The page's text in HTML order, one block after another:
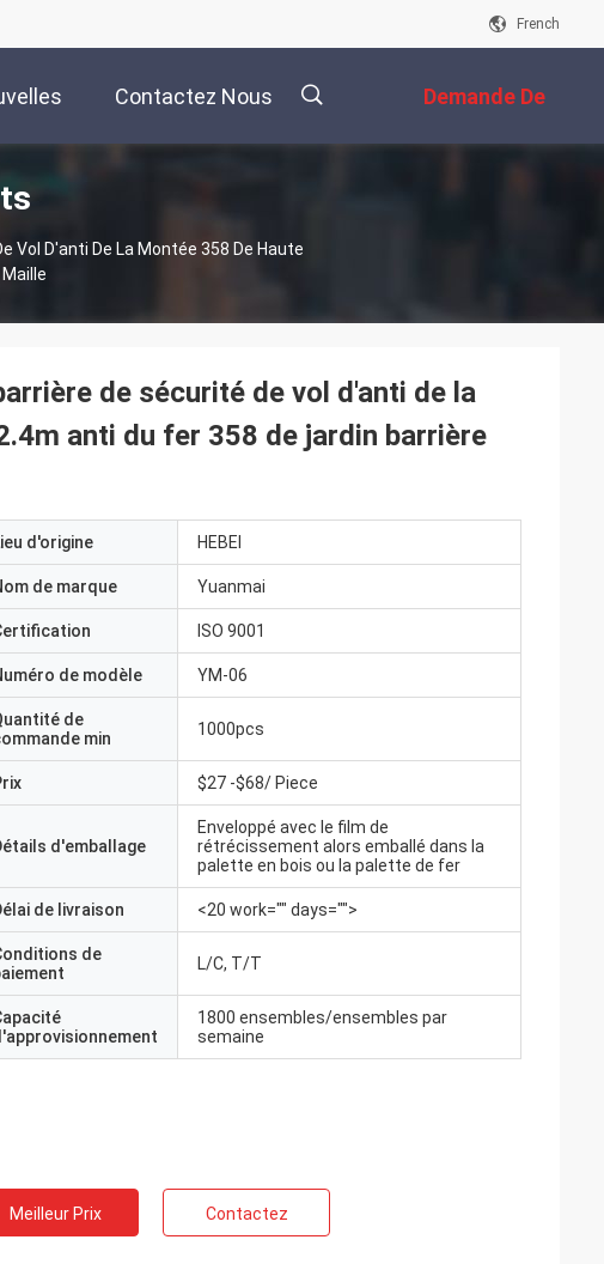
French
Contactez Nous Demande De
Soumission
Vol D'anti De La Montée 358 De Haute
de sécurité de vol d'anti de la
anti du fer 358 de jardin barrière
d'origine HEBEI
de marque Yuanmai
ISO 9001
de modèle YM-06
de
min
1000pcs
$27 -$68/ Piece
d'emballage
Enveloppé avec le film de
rétrécissement alors emballé dans la
palette en bois ou la palette de fer
de livraison <20 work="" days="">
de
L/C, T/T
1800 ensembles/ensembles par
semaine
Meilleur Prix Contactez